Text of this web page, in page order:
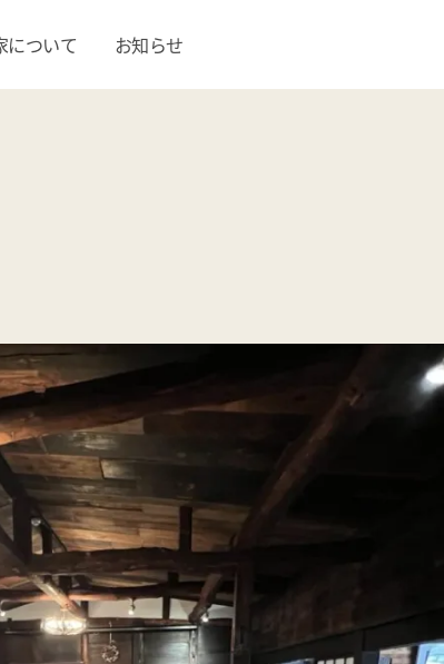
について お知らせ